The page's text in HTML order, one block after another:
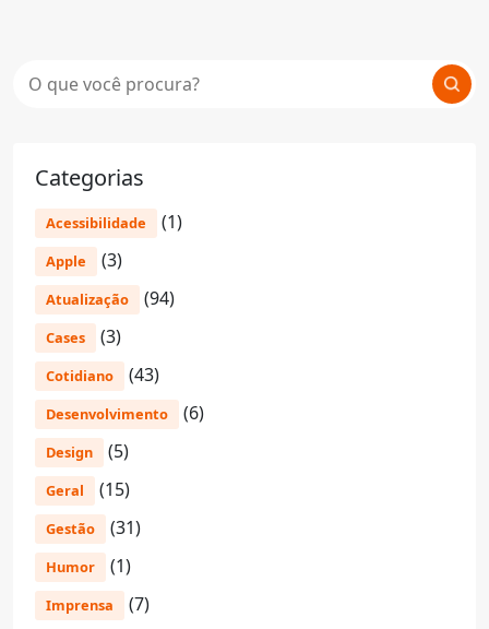
Categorias
Acessibilidade (1)
Apple (3)
Atualização (94)
Cases (3)
Cotidiano (43)
Desenvolvimento (6)
Design (5)
Geral (15)
Gestão (31)
Humor (1)
Imprensa (7)